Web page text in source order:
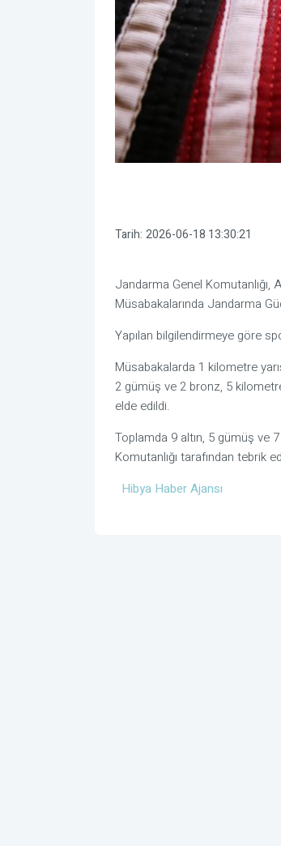
Tarih: 2026-06-18 13:30:21
Jandarma Genel Komutanlığı,
Müsabakalarında Jandarma
Yapılan bilgilendirmeye göre
Müsabakalarda 1 kilometre
2 gümüş ve 2 bronz, 5
elde edildi.
Toplamda 9 altın, 5 gümüş ve
Komutanlığı tarafından tebrik
Hibya Haber Ajansı